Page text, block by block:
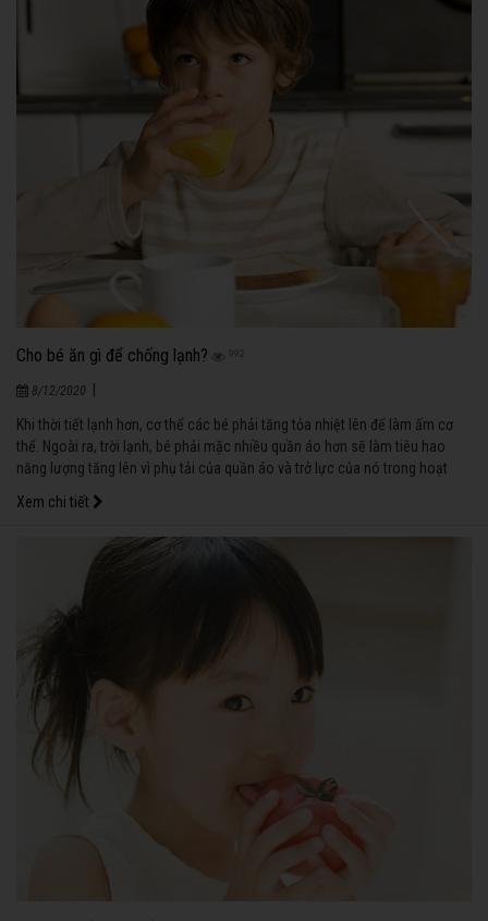
Cho bé ăn gì để chống lạnh? 992
8/12/2020
Khi thời tiết lạnh hơn, cơ thể các bé phải tăng tỏa nhiệt lên để làm ấm cơ
thể. Ngoài ra, trời lạnh, bé phải mặc nhiều quần áo hơn sẽ làm tiêu hao
năng lượng tăng lên vì phụ tải của quần áo và trở lực của nó trong hoạt
động. Vì vậy, trong những ngày lạnh giá, mẹ cần cung cấp năng lượng cho
bé nhiều hơn và kèm thêm một số chất đặc biệt.
Xem chi tiết